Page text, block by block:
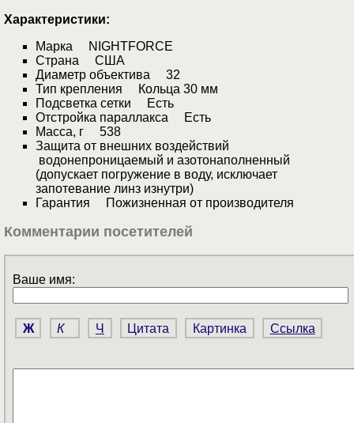
Характеристики:
Марка NIGHTFORCE
Страна США
Диаметр объектива 32
Тип крепления Кольца 30 мм
Подсветка сетки Есть
Отстройка параллакса Есть
Масса, г 538
Защита от внешних воздействий
водонепроницаемый и азотонаполненный
(допускает погружение в воду, исключает
запотевание линз изнутри)
Гарантия Пожизненная от производителя
Комментарии посетителей
Ваше имя:
Ж К Ч Цитата Картинка Ссылка